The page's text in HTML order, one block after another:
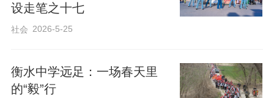
设走笔之十七
社会 2026-5-25
衡水中学远足：一场春天里
的“毅”行